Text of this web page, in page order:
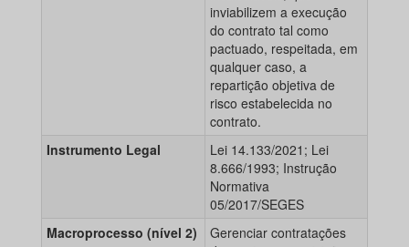
inviabilizem a execução
do contrato tal como
pactuado, respeitada, em
qualquer caso, a
repartição objetiva de
risco estabelecida no
contrato.
Instrumento Legal
Lei 14.133/2021; Lei
8.666/1993; Instrução
Normativa
05/2017/SEGES
Macroprocesso (nível 2)
Gerenciar contratações